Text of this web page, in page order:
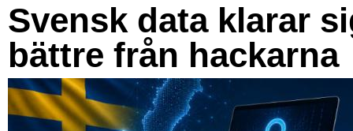
Svensk data klarar
bättre från hackarna